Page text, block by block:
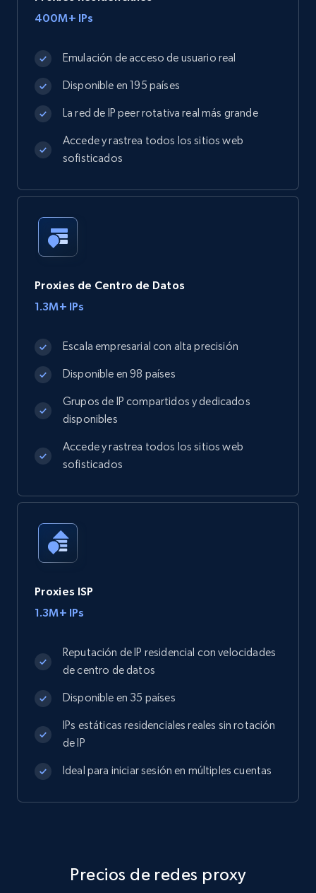
400M+ IPs
Emulación de acceso de usuario real
Disponible en 195 países
La red de IP peer rotativa real más grande
Accede y rastrea todos los sitios web
sofisticados
Proxies de Centro de Datos
1.3M+ IPs
Escala empresarial con alta precisión
Disponible en 98 países
Grupos de IP compartidos y dedicados
disponibles
Accede y rastrea todos los sitios web
sofisticados
Proxies ISP
1.3M+ IPs
Reputación de IP residencial con velocidades
de centro de datos
Disponible en 35 países
IPs estáticas residenciales reales sin rotación
de IP
Ideal para iniciar sesión en múltiples cuentas
Precios de redes proxy